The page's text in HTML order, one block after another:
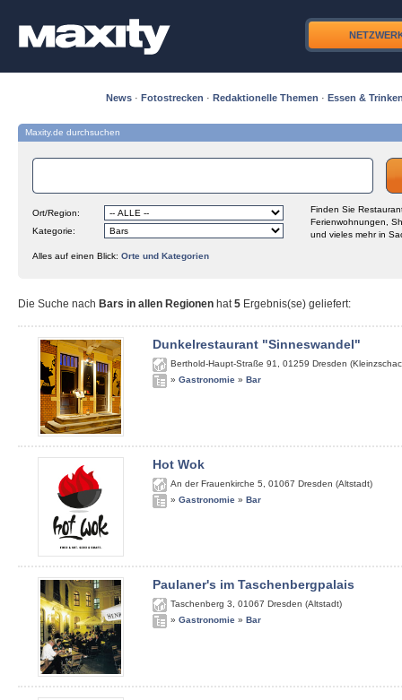
News · Fotostrecken · Redaktionelle Themen · Essen &
Maxity.de durchsuchen
Ort/Region:
Kategorie:
Finden Sie
Ferienwohnungen,
und vieles mehr in
Alles auf einen Blick: Orte und Kategorien
Die Suche nach Bars in allen Regionen hat5 Ergebnis(se) geliefert:
Dunkelrestaurant "Sinneswandel"
Berthold-Haupt-Straße 91 01259 Dresden
» Gastronomie » Bar
Hot Wok
An der Frauenkirche 5 01067 Dresden (Altstadt)
» Gastronomie » Bar
Paulaner's im Taschenbergpalais
Taschenberg 3 01067 Dresden (Altstadt)
» Gastronomie » Bar